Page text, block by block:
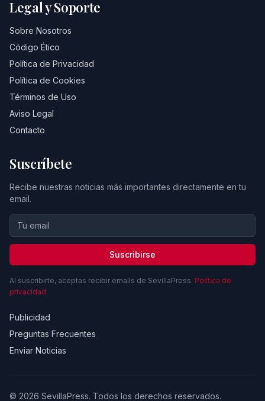
Legal y Soporte
Sobre Nosotros
Código Ético
Política de Privacidad
Política de Cookies
Términos de Uso
Aviso Legal
Contacto
Suscríbete
Recibe nuestras noticias más importantes directamente en tu
email.
Suscribirse
Al suscribirte, aceptas recibir emails de SevillaPress. Política de
privacidad
Publicidad
Preguntas Frecuentes
Enviar Noticias
© 2026 SevillaPress. Todos los derechos reservados.